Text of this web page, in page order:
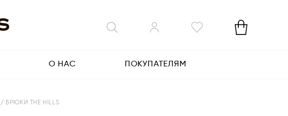
О НАС ПОКУПАТЕЛЯМ
/ БРЮКИ THE HILLS